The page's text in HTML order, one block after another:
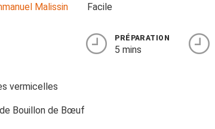
Malissin Facile
PRÉPARATION
5 mins
vermicelles
Bouillon de Bœuf